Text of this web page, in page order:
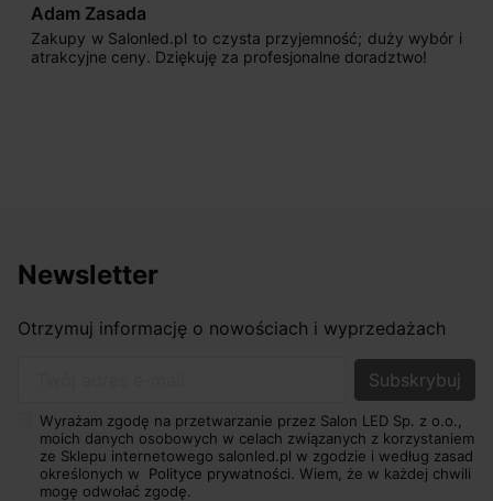
Adam Zasada
Zakupy w Salonled.pl to czysta przyjemność; duży wybór i
atrakcyjne ceny. Dziękuję za profesjonalne doradztwo!
Newsletter
Otrzymuj informację o nowościach i wyprzedażach
Wyrażam zgodę na przetwarzanie przez Salon LED Sp. z o.o.,
moich danych osobowych w celach związanych z korzystaniem
ze Sklepu internetowego salonled.pl w zgodzie i według zasad
określonych w Polityce prywatności. Wiem, że w każdej chwili
mogę odwołać zgodę.